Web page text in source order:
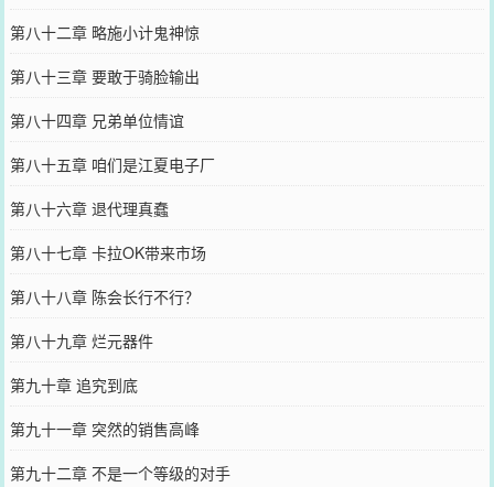
第八十二章 略施小计鬼神惊
第八十三章 要敢于骑脸输出
第八十四章 兄弟单位情谊
第八十五章 咱们是江夏电子厂
第八十六章 退代理真蠢
第八十七章 卡拉OK带来市场
第八十八章 陈会长行不行？
第八十九章 烂元器件
第九十章 追究到底
第九十一章 突然的销售高峰
第九十二章 不是一个等级的对手